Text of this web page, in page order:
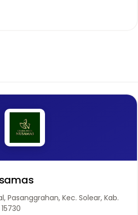
Pasanggrahan, Kec. Solear, Kab.